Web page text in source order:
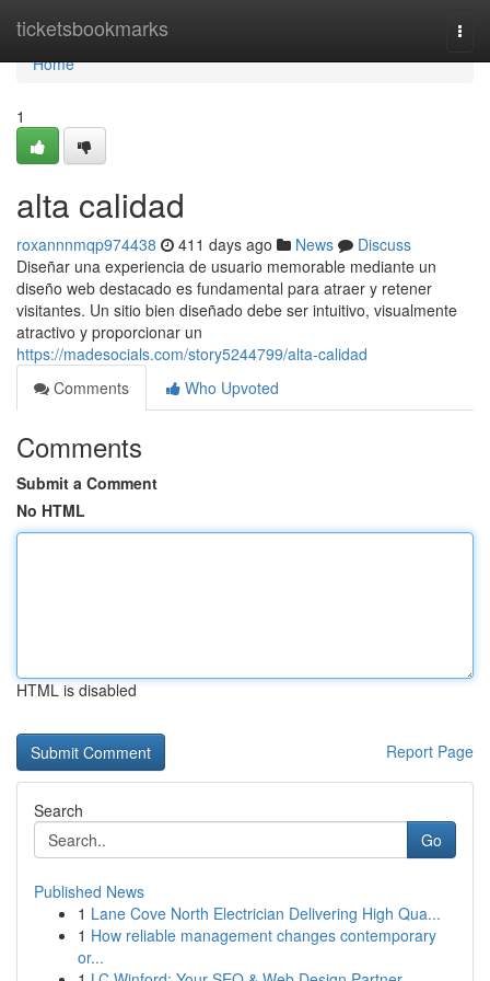
ticketsbookmarks
Home
Home
1
alta calidad
roxannnmqp974438 411 days ago News
Discuss
Diseñar una experiencia de usuario memorable mediante un
diseño web destacado es fundamental para atraer y retener
visitantes. Un sitio bien diseñado debe ser intuitivo, visualmente
atractivo y proporcionar un
https://madesocials.com/story5244799/alta-calidad
Comments
Who Upvoted
Comments
Submit a Comment
No HTML
HTML is disabled
Report Page
Search
Go
Published News
1 Lane Cove North Electrician Delivering High Qua...
1 How reliable management changes contemporary
or...